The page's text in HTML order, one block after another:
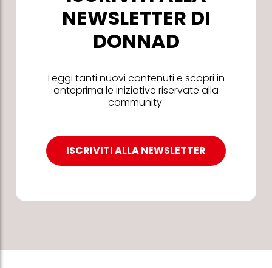
NEWSLETTER DI
DONNAD
Leggi tanti nuovi contenuti e scopri in
anteprima le iniziative riservate alla
community.
ISCRIVITI ALLA NEWSLETTER